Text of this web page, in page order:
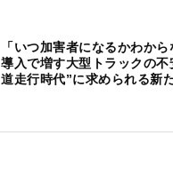
「いつ加害者になるかわか
導入で増す大型トラックの不
道走行時代”に求められる新